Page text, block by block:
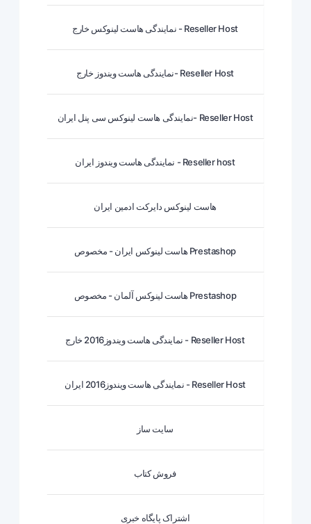
نمایندگی هاست لینوکس خارج - Reseller Host
نمایندگی هاست ویندوز خارج- Reseller Host
نمایندگی هاست لینوکس سی پنل ایران- Reseller Host
نمایندگی هاست ویندوز ایران - Reseller host
هاست لینوکس دایرکت ادمین ایران
هاست لینوکس ایران - مخصوص Prestashop
هاست لینوکس آلمان - مخصوص Prestashop
نمایندگی هاست ویندوز2016 خارج - Reseller Host
نمایندگی هاست ویندوز2016 ایران - Reseller Host
سایت ساز
فروش کتاب
اشتراک پایگاه خبری